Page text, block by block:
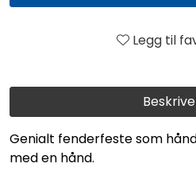
Genialt fenderfeste som
med en hånd.
Legg til